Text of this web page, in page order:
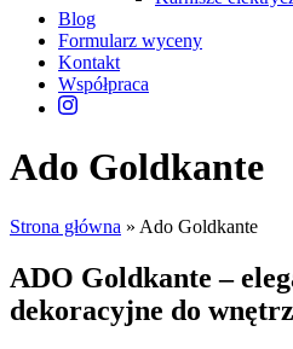
Blog
Formularz wyceny
Kontakt
Współpraca
Ado Goldkante
Strona główna » Ado Goldkante
ADO Goldkante –
dekoracyjne do